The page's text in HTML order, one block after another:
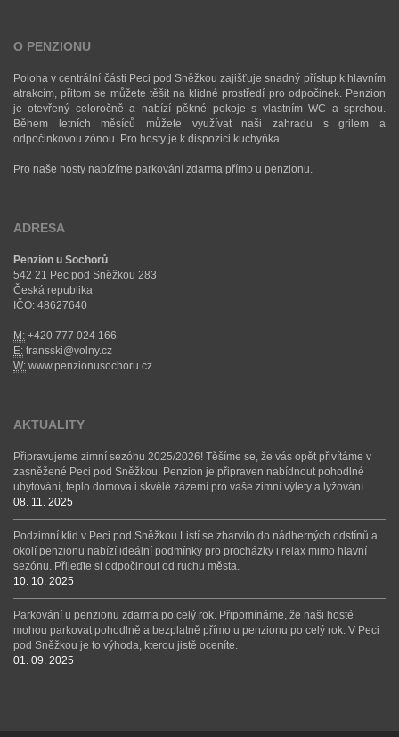
O PENZIONU
Poloha v centrální části Peci pod Sněžkou zajišťuje snadný přístup k hlavním
atrakcím, přitom se můžete těšit na klidné prostředí pro odpočinek. Penzion
je otevřený celoročně a nabízí pěkné pokoje s vlastním WC a sprchou.
Během letních měsíců můžete využívat naši zahradu s grilem a
odpočinkovou zónou. Pro hosty je k dispozici kuchyňka.
Pro naše hosty nabízíme parkování zdarma přímo u penzionu.
ADRESA
Penzion u Sochorů
542 21 Pec pod Sněžkou 283
Česká republika
IČO: 48627640
M: +420 777 024 166
E: transski@volny.cz
W: www.penzionusochoru.cz
AKTUALITY
Připravujeme zimní sezónu 2025/2026! Těšíme se, že vás opět přivítáme v
zasněžené Peci pod Sněžkou. Penzion je připraven nabídnout pohodlné
ubytování, teplo domova i skvělé zázemí pro vaše zimní výlety a lyžování.
08. 11. 2025
Podzimní klid v Peci pod Sněžkou.Listí se zbarvilo do nádherných odstínů a
okolí penzionu nabízí ideální podmínky pro procházky i relax mimo hlavní
sezónu. Přijeďte si odpočinout od ruchu města.
10. 10. 2025
Parkování u penzionu zdarma po celý rok. Připomínáme, že naši hosté
mohou parkovat pohodlně a bezplatně přímo u penzionu po celý rok. V Peci
pod Sněžkou je to výhoda, kterou jistě oceníte.
01. 09. 2025